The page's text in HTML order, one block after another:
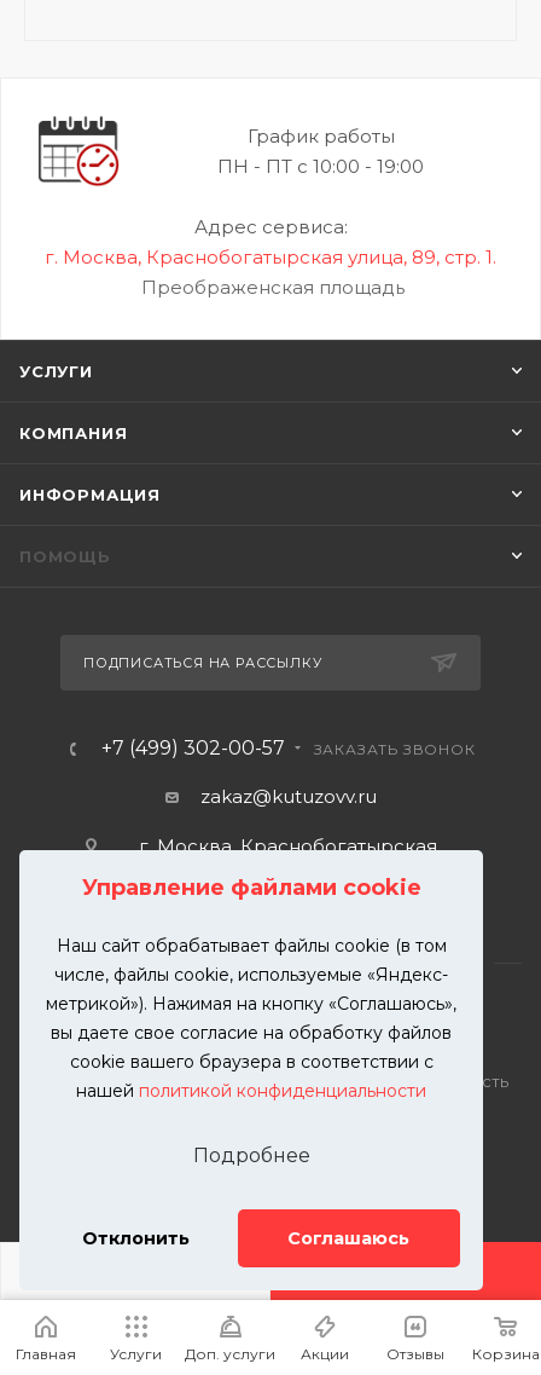
Управление файлами cookie
Наш сайт обрабатывает файлы cookie (в том
числе, файлы cookie, используемые «Яндекс-
метрикой»). Нажимая на кнопку «Соглашаюсь»,
вы даете свое согласие на обработку файлов
cookie вашего браузера в соответствии с
нашей политикой конфиденциальности
Подробнее
Отклонить Соглашаюсь
ДОБАВИТЬ УСЛУГУ
График работы
ПН - ПТ с 10:00 - 19:00
Адрес сервиса:
г. Москва, Краснобогатырская улица, 89, стр. 1.
Преображенская площадь
УСЛУГИ
КОМПАНИЯ
ИНФОРМАЦИЯ
ПОМОЩЬ
ПОДПИСАТЬСЯ НА РАССЫЛКУ
+7 (499) 302-00-57 ЗАКАЗАТЬ ЗВОНОК
zakaz@kutuzovv.ru
г. Москва, Краснобогатырская
2026 © KUTUZOVV | Кузовной ремонт и покраска
автомобилей. Вся информация на сайте – собственность
разрешения запрещена. Все права защищены.
Телефон: 8(499)-302-00-57
Главная Услуги Доп. услуги Акции Отзывы Корзина